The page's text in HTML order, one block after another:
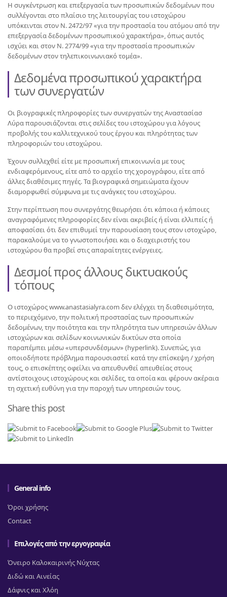
Η συγκέντρωση και επεξεργασία των προσωπικών δεδομένων που
συλλέγονται στο πλαίσιο της λειτουργίας του ιστοχώρου
υπόκεινται στον Ν. 2472/97 «για την προστασία του ατόμου από την
επεξεργασία δεδομένων προσωπικού χαρακτήρα», όπως αυτός
ισχύει και στον Ν. 2774/99 «για την προστασία προσωπικών
δεδομένων στον τηλεπικοινωνιακό τομέα».
Δεδομένα προσωπικού χαρακτήρα
των συνεργατών
Οι βιογραφικές πληροφορίες των συνεργατών της Αναστασίασ
Λύρα παρουσιάζονται στις σελίδες του ιστοχώρου για λόγους
προβολής του καλλιτεχνικού τους έργου και πληρότητας των
πληροφοριών του ιστοχώρου.
Έχουν συλλεχθεί είτε με προσωπική επικοινωνία με τους
ενδιαφερόμενους, είτε από το αρχείο της χορογράφου, είτε από
άλλες διαθέσιμες πηγές. Τα βιογραφικά σημειώματα έχουν
διαμορφωθεί σύμφωνα με τις ανάγκες του ιστοχώρου.
Στην περίπτωση που συνεργάτης θεωρήσει ότι κάποια ή κάποιες
αναγραφόμενες πληροφορίες δεν είναι ακριβείς ή είναι ελλιπείς ή
αποφασίσει ότι δεν επιθυμεί την παρουσίαση τους στον ιστοχώρο,
παρακαλούμε να το γνωστοποιήσει και ο διαχειριστής του
ιστοχώρου θα προβεί στις απαραίτητες ενέργειες.
Δεσμοί προς άλλους δικτυακούς
τόπους
Ο ιστοχώρος www.anastasialyra.com δεν ελέγχει τη διαθεσιμότητα,
το περιεχόμενο, την πολιτική προστασίας των προσωπικών
δεδομένων, την ποιότητα και την πληρότητα των υπηρεσιών άλλων
ιστοχώρων και σελίδων κοινωνικών δικτύων στα οποία
παραπέμπει μέσω «υπερσυνδέσμων» (hyperlink). Συνεπώς, για
οποιοδήποτε πρόβλημα παρουσιαστεί κατά την επίσκεψη / χρήση
τους, ο επισκέπτης οφείλει να απευθυνθεί απευθείας στους
αντίστοιχους ιστοχώρους και σελίδες, τα οποία και φέρουν ακέραια
τη σχετική ευθύνη για την παροχή των υπηρεσιών τους.
Share this post
General info
Όροι χρήσης
Contact
Επιλογές από την εργογραφία
Όνειρο Καλοκαιρινής Νύχτας
Διδώ και Αινείας
Δάφνις και Χλόη